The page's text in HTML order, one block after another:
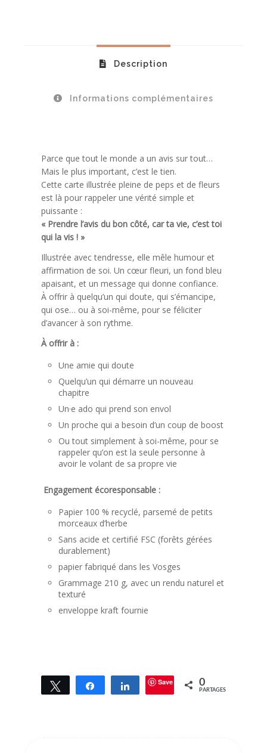
Description
Informations complémentaires
Parce que tout le monde a un avis sur tout…
Mais le plus important, c’est le tien.
Cette carte illustrée pleine de peps et de fleurs
est là pour rappeler une vérité simple et
puissante :
« Prendre l’avis du bon côté, car ta vie, c’est toi
qui la vis ! »
Illustrée avec tendresse, elle mêle humour et
affirmation de soi. Un cœur fleuri, un fond bleu
apaisant, et un message qui donne confiance.
À offrir à quelqu’un qui doute, qui s’émancipe,
qui ose… ou à soi-même, pour se féliciter
d’avancer à son rythme.
À offrir à :
Une amie qui doute
Quelqu’un qui démarre un nouveau
chapitre
Un·e ado qui prend son envol
Un proche qui a besoin d’un coup de boost
Ou tout simplement à soi-même, pour se
rappeler qu’on est la seule personne à
avoir le volant de sa propre vie
Engagement écoresponsable :
Papier 100 % recyclé, parsemé de petits
morceaux d’herbe
Sans acide et certifié FSC (forêts gérées
durablement)
papier fabriqué dans les Vosges
Grammage 210 g, avec un rendu naturel et
texturé
enveloppe kraft fournie
Tweetez Partagez Partagez
Save 0
PARTAGES